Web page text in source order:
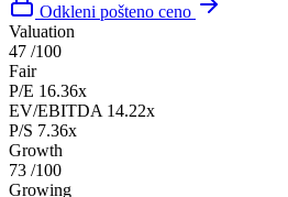
Odkleni pošteno ceno
Valuation
47 /100
Fair
P/E 16.36x
EV/EBITDA 14.22x
P/S 7.36x
Growth
73 /100
Growing